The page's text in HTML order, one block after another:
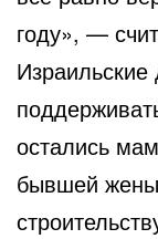
году», —
остались
бывшей